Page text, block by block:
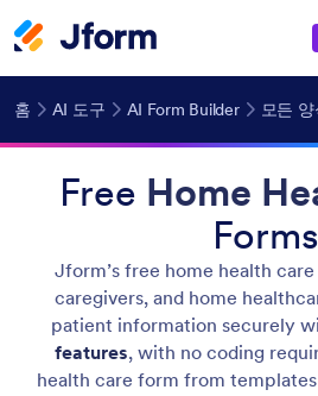
홈 AI 도구 AI Form Builder 모든
Free Home
Forms
Jform’s free home health
caregivers, and home
patient information securely
features, with no coding
health care form from